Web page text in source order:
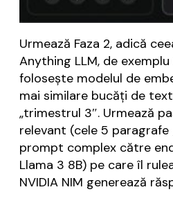
Urmează Faza 2, adică
Anything LLM, de
folosește modelul de
mai similare bucăți de
„trimestrul 3″. Urmează
relevant (cele 5
prompt complex către
Llama 3 8B) pe care îl
NVIDIA NIM generează